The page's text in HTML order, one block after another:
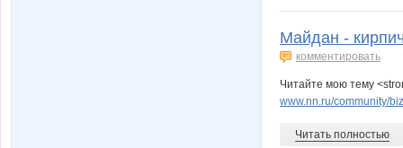
Майдан -
комментировать
Читайте мою тему
www.nn.ru/community/
Читать полностью